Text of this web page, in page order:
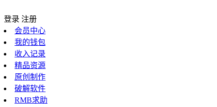
登录 注册
会员中心
我的钱包
收入记录
精品资源
原创制作
破解软件
RMB求助